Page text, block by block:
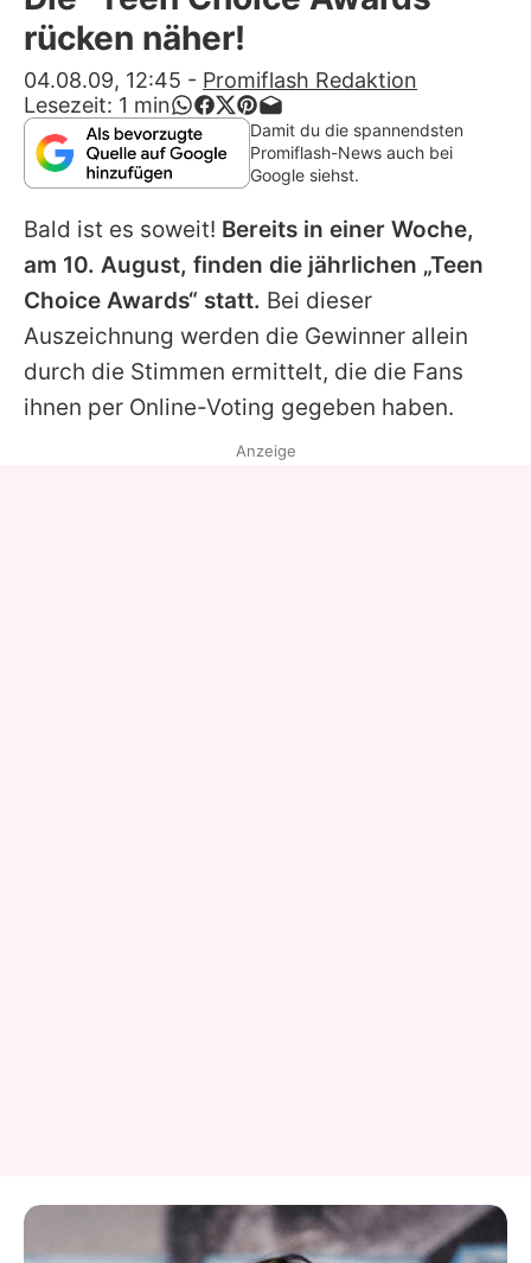
Alle Themen auf Promiflash
App runterladen
Team
Redaktionelle Richtlinien
Impressum
Nutzungsbedingungen
Utiq verwalten
rücken näher!
04.08.09, 12:45 - Promiflash Redaktion
Lesezeit: 1 min
Damit du die spannendsten
Promiflash-News auch bei
Google siehst.
Bald ist es soweit! Bereits in einer Woche,
am 10. August, finden die jährlichen „Teen
Choice Awards“ statt. Bei dieser
Auszeichnung werden die Gewinner allein
durch die Stimmen ermittelt, die die Fans
ihnen per Online-Voting gegeben haben.
Anzeige